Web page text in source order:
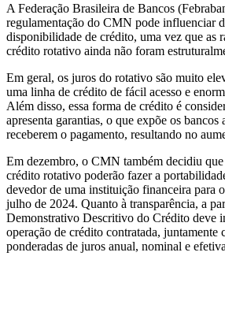
A Federação Brasileira de Bancos
regulamentação do CMN pode influenciar
disponibilidade de crédito, uma vez que as
crédito rotativo ainda não foram
Em geral, os juros do rotativo são muito
uma linha de crédito de fácil acesso e
Além disso, essa forma de crédito é
apresenta garantias, o que expõe os bancos
receberem o pagamento, resultando no
Em dezembro, o CMN também decidiu que
crédito rotativo poderão fazer a
devedor de uma instituição financeira para
julho de 2024. Quanto à transparência, a
Demonstrativo Descritivo do Crédito deve
operação de crédito contratada, juntamente
ponderadas de juros anual, nominal e